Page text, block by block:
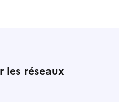
les réseaux